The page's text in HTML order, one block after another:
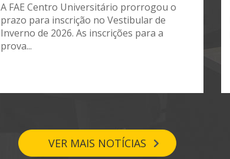
A FAE Centro Universitário prorrogou o
prazo para inscrição no Vestibular de
Inverno de 2026. As inscrições para a
prova...
VER MAIS NOTÍCIAS